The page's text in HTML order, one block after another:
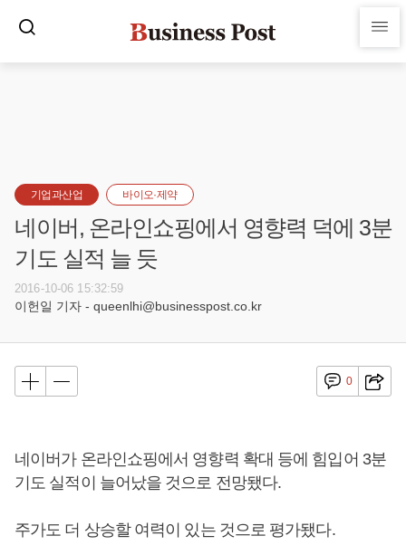
기업과산업 바이오·제약
네이버, 온라인쇼핑에서 영향력 덕에 3분
기도 실적 늘 듯
2016-10-06 15:32:59
이헌일 기자 - queenlhi@businesspost.co.kr
0
네이버가 온라인쇼핑에서 영향력 확대 등에 힘입어 3분
기도 실적이 늘어났을 것으로 전망됐다.
주가도 더 상승할 여력이 있는 것으로 평가됐다.